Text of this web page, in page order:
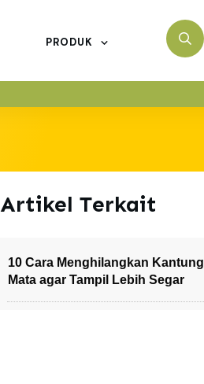
PRODUK
Artikel Terkait
10 Cara Menghilangkan Kantung
Mata agar Tampil Lebih Segar